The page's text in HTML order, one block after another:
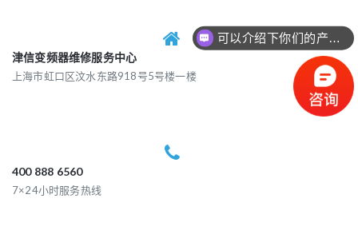
津信变频器维修服务中心
上海市虹口区汶水东路918号5号楼一楼
400 888 6560
7×24小时服务热线
可以介绍下你们的产品么？